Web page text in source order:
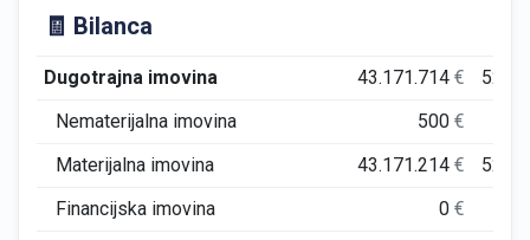
🧾 Bilanca
Dugotrajna imovina 43.171.714€
Nematerijalna imovina
500€
Materijalna imovina
43.171.214€
Financijska imovina
0€